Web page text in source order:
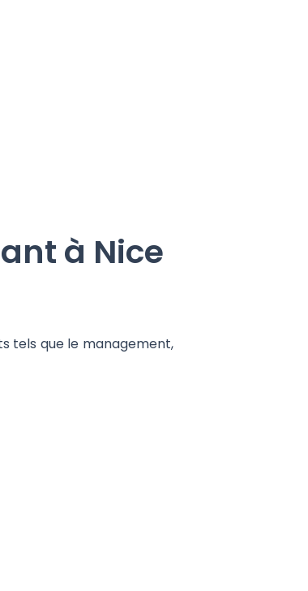
à Nice
tels que le management,